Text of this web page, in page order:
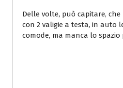
Delle volte, può capitare, che
con 2 valigie a testa, in auto
comode, ma manca lo spazio